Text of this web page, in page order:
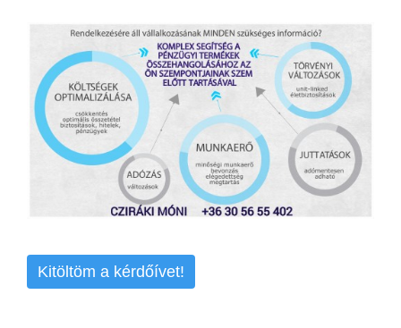
Kitöltöm a kérdőívet!